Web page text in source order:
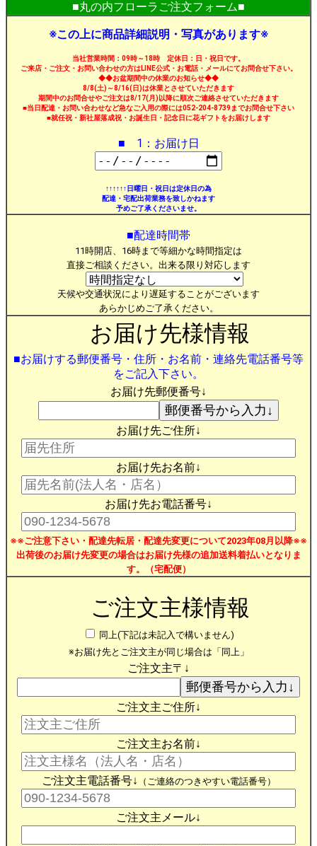
■丸の内フローラご注文フォーム■
※この上に商品詳細説明・写真があります※
当社営業時間：09時～18時 定休日：日・祝日です。
ご来店・ご注文・お問い合わせの方はLINE公式・お電話・メールにてお問合せ下さい。
◆◆お盆期間中の休業のお知らせ◆◆
8/8(土)～8/16(日)は休業とさせていただきます
期間中のお問合せやご注文は8/17(月)以降に順次ご連絡させていただきます
■当日配達・お問い合わせなど急なご入用の際には052-204-8739までお問合せ下さい
■就任祝・新社屋落成祝・お誕生日・記念日に花ギフトをお届けします
■ 1：お届け日
↑↑↑↑↑↑日曜日・祝日は定休日の為
配達・宅配出荷業務を致しかねます
予めご了承くださいませ。
■配達時間帯
11時開店、16時まで等細かな時間指定は
直接ご相談ください。出来る限り対応します
天候や交通状況により遅延することがございます
あらかじめご了承ください。
お届け先様情報
■お届けする郵便番号・住所・お名前・連絡先電話番号等
をご記入下さい。
お届け先郵便番号↓
お届け先ご住所↓
お届け先お名前↓
お届け先お電話番号↓
※※ご注意下さい・配達先転居・配達先変更について2023年08月以降※※
出荷後のお届け先変更の場合はお届け先様の追加送料着払いとなりま
す。（宅配便）
ご注文主様情報
同上(下記は未記入で構いません)
※お届け先とご注文主が同じ場合は「同上」
ご注文主〒↓
ご注文主ご住所↓
ご注文主お名前↓
ご注文主電話番号↓ （ご連絡のつきやすい電話番号）
ご注文主メール↓